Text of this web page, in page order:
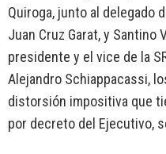
Quiroga, junto al delegado
Juan Cruz Garat, y Santino
presidente y el vice de la
Alejandro Schiappacassi,
distorsión impositiva que
por decreto del Ejecutivo,